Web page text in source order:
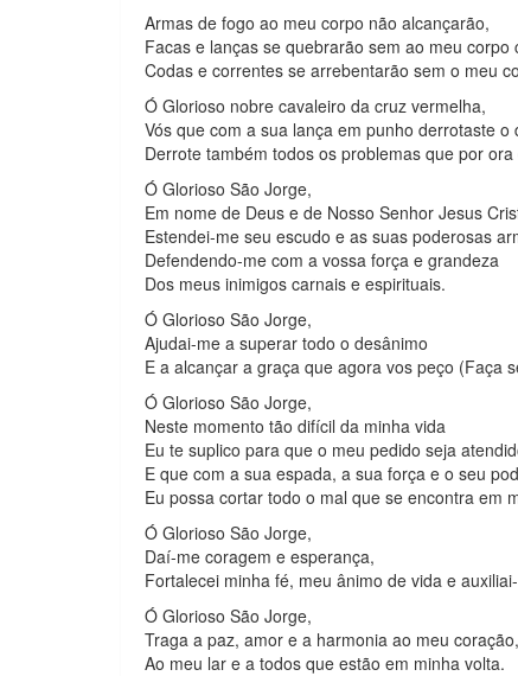
Armas de fogo ao meu corpo não alcançarão,
Facas e lanças se quebrarão sem ao meu corpo
Codas e correntes se arrebentarão sem o meu
Ó Glorioso nobre cavaleiro da cruz vermelha,
Vós que com a sua lança em punho derrotaste o
Derrote também todos os problemas que por
Ó Glorioso São Jorge,
Em nome de Deus e de Nosso Senhor Jesus
Estendei-me seu escudo e as suas poderosas
Defendendo-me com a vossa força e grandeza
Dos meus inimigos carnais e espirituais.
Ó Glorioso São Jorge,
Ajudai-me a superar todo o desânimo
E a alcançar a graça que agora vos peço (Faça
Ó Glorioso São Jorge,
Neste momento tão difícil da minha vida
Eu te suplico para que o meu pedido seja
E que com a sua espada, a sua força e o seu
Eu possa cortar todo o mal que se encontra em
Ó Glorioso São Jorge,
Daí-me coragem e esperança,
Fortalecei minha fé, meu ânimo de vida e
Ó Glorioso São Jorge,
Traga a paz, amor e a harmonia ao meu coração,
Ao meu lar e a todos que estão em minha volta.